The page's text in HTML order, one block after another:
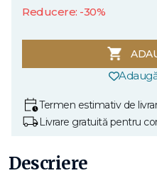
Reducere: -30%
Termen estimativ de
Livrare gratuită pentru
Descriere